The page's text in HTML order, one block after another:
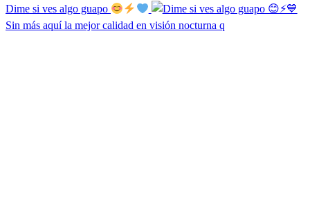
Dime si ves algo guapo
Sin más aquí la mejor calidad en visión nocturna q